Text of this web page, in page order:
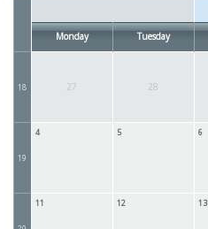
Monday Tuesday
18 27 28
19
4 5 6
11 12 13